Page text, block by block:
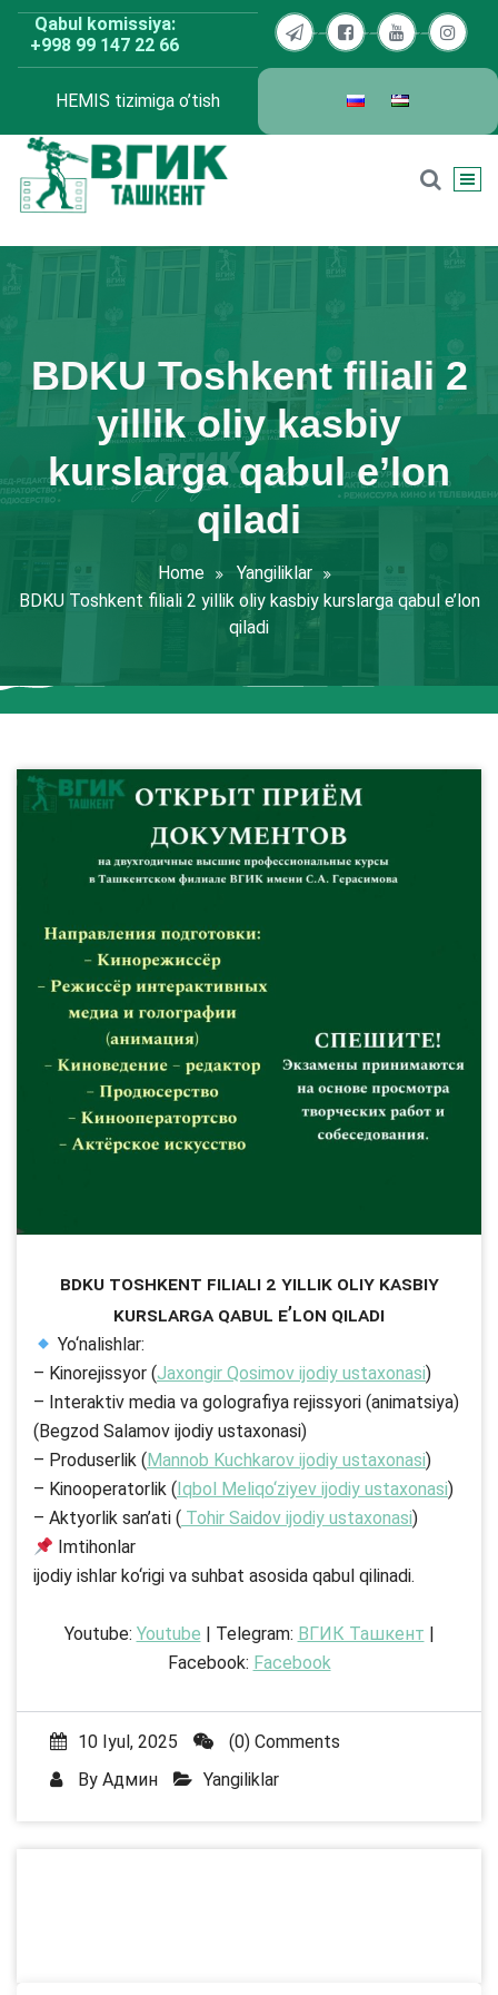
Skip
content
Qabul komissiya:
+998 99 147 22 66
HEMIS tizimiga o’tish
BDKU Toshkent filiali 2
yillik oliy kasbiy
kurslarga qabul e’lon
qiladi
Home
Yangiliklar
BDKU Toshkent filiali 2 yillik oliy kasbiy kurslarga qabul e’lon
qiladi
BDKU Toshkent filiali 2 yillik oliy kasbiy
kurslarga qabul e’lon qiladi
Yo‘nalishlar:
– Kinorejissyor (Jaxongir Qosimov ijodiy ustaxonasi)
– Interaktiv media va golografiya rejissyori (animatsiya)
(Begzod Salamov ijodiy ustaxonasi)
– Produserlik (Mannob Kuchkarov ijodiy ustaxonasi)
– Kinooperatorlik (Iqbol Meliqo‘ziyev ijodiy ustaxonasi)
– Aktyorlik san’ati ( Tohir Saidov ijodiy ustaxonasi)
Imtihonlar
ijodiy ishlar ko‘rigi va suhbat asosida qabul qilinadi.
Youtube: Youtube | Telegram: ВГИК Ташкент |
Facebook: Facebook
10 Iyul, 2025
(0) Comments
By Админ Yangiliklar